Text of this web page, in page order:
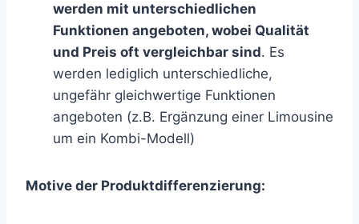
werden mit unterschiedlichen
Funktionen angeboten, wobei Qualität
und Preis oft vergleichbar sind. Es
werden lediglich unterschiedliche,
ungefähr gleichwertige Funktionen
angeboten (z.B. Ergänzung einer Limousine
um ein Kombi-Modell)
Motive der Produktdifferenzierung: